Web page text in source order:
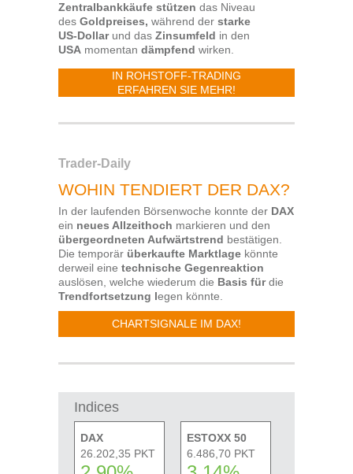
Zentralbankkäufe stützen das Niveau
des Goldpreises, während der starke
US-Dollar und das Zinsumfeld in den
USA momentan dämpfend wirken.
IN ROHSTOFF-TRADING
ERFAHREN SIE MEHR!
Trader-Daily
WOHIN TENDIERT DER DAX?
In der laufenden Börsenwoche konnte der DAX
ein neues Allzeithoch markieren und den
übergeordneten Aufwärtstrend bestätigen.
Die temporär überkaufte Marktlage könnte
derweil eine technische Gegenreaktion
auslösen, welche wiederum die Basis fürdie
Trendfortsetzung legen könnte.
CHARTSIGNALE IM DAX!
Indices
DAX
26.202,35 PKT
ESTOXX 50
6.486,70 PKT